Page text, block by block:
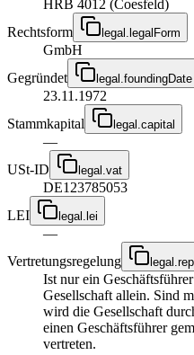
HRB 4012 (Coesfeld)
Rechtsform
legal.legalForm
GmbH
Gegründet
legal.foundingDate
23.11.1972
Stammkapital
legal.capital
—
USt-ID
legal.vat
DE123785053
LEI
legal.lei
—
Vertretungsregelung
Ist nur ein
Gesellschaft allein. Sind
wird die Gesellschaft
einen Geschäftsführer
vertreten.